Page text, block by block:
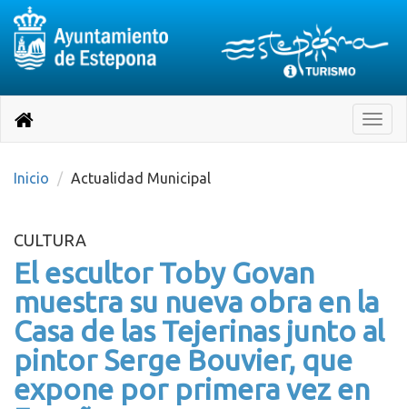
página
Toggle
Destino:
Volver
inicio
Inicio Actualidad Municipal
CULTURA
El escultor Toby Govan
muestra su nueva obra en la
Casa de las Tejerinas junto al
pintor Serge Bouvier, que
expone por primera vez en